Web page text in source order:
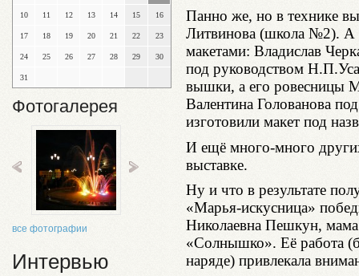
10 11 12 13 14 15 16
17 18 19 20 21 22 23
24 25 26 27 28 29 30
31
Фотогалерея
все фотографии
Интервью
Панно же, но в технике
Литвинова (школа №2).
макетами: Владислав
под руководством
вышки, а его ровесницы
Валентина Голованова
изготовили макет под
И ещё много-много
выставке.
Ну и что в результате
«Марья-искусница»
Николаевна Пешкун, мама
«Солнышко». Её работа
наряде) привлекала